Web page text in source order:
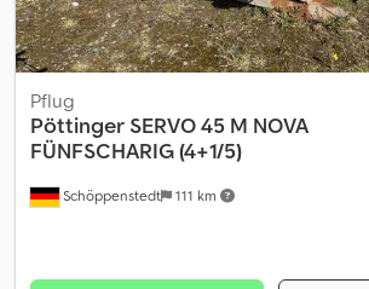
Schöppenstedt 111 km
Pflug
Pöttinger SERVO 45 M NOVA
FÜNFSCHARIG (4+1/5)